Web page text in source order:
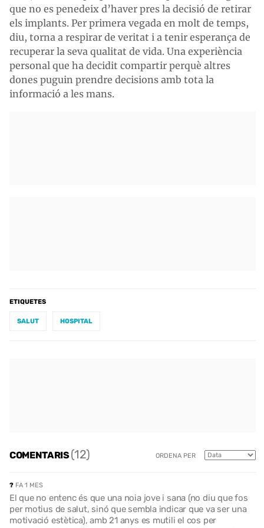
que no es penedeix d’haver pres la decisió de retirar
els implants. Per primera vegada en molt de temps,
diu, torna a respirar de veritat i a tenir esperança de
recuperar la seva qualitat de vida. Una experiència
personal que ha decidit compartir perquè altres
dones puguin prendre decisions amb tota la
informació a les mans.
ETIQUETES
SALUT HOSPITAL
COMENTARIS(12) ORDENA PER
? FA 1 MES
El que no entenc és que una noia jove i sana (no diu que fos
per motius de salut, sinó que sembla indicar que va ser una
motivació estètica), amb 21 anys es mutili el cos per